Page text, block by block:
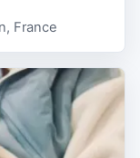
France